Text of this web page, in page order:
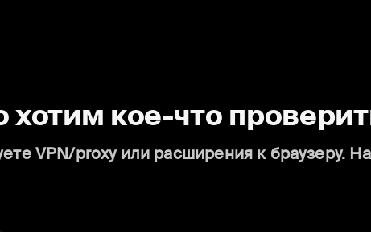
хотим кое-что
VPN/proxy или расширения к браузеру.